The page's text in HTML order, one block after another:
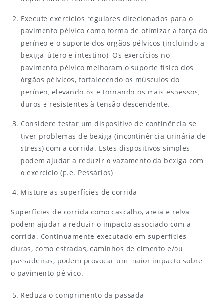
Execute exercícios regulares direcionados para o
pavimento pélvico como forma de otimizar a força do
períneo e o suporte dos órgãos pélvicos (incluindo a
bexiga, útero e intestino). Os exercícios no
pavimento pélvico melhoram o suporte físico dos
órgãos pélvicos, fortalecendo os músculos do
períneo, elevando-os e tornando-os mais espessos,
duros e resistentes à tensão descendente.
Considere testar um dispositivo de continência se
tiver problemas de bexiga (incontinência urinária de
stress) com a corrida. Estes dispositivos simples
podem ajudar a reduzir o vazamento da bexiga com
o exercício (p.e. Pessários)
Misture as superfícies de corrida
Superfícies de corrida como cascalho, areia e relva
podem ajudar a reduzir o impacto associado com a
corrida. Continuamente executado em superfícies
duras, como estradas, caminhos de cimento e/ou
passadeiras, podem provocar um maior impacto sobre
o pavimento pélvico.
Reduza o comprimento da passada